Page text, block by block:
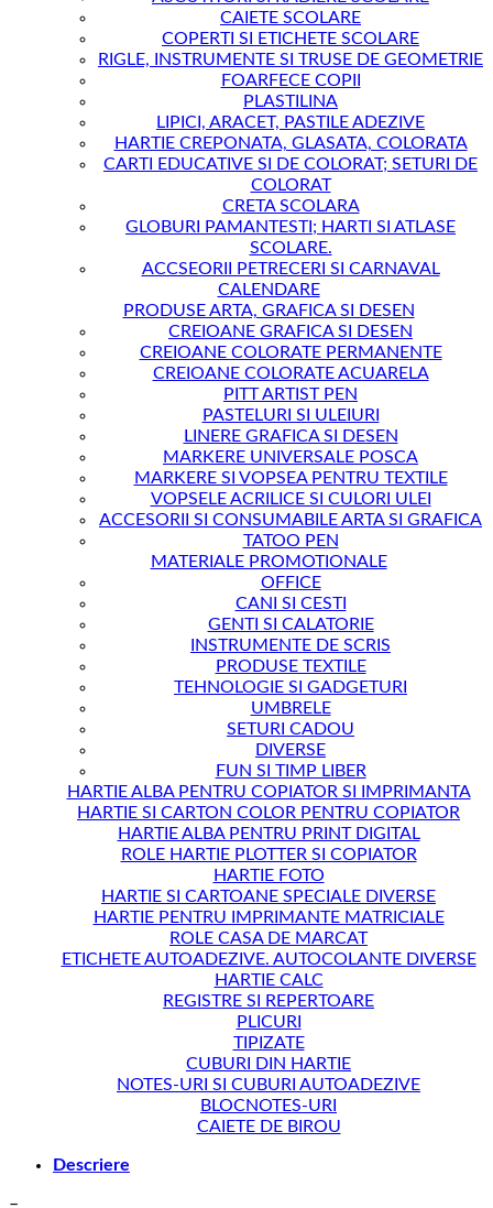
CAIETE SCOLARE
COPERTI SI ETICHETE SCOLARE
RIGLE, INSTRUMENTE SI TRUSE DE GEOMETRIE
FOARFECE COPII
PLASTILINA
LIPICI, ARACET, PASTILE ADEZIVE
HARTIE CREPONATA, GLASATA, COLORATA
CARTI EDUCATIVE SI DE COLORAT; SETURI DE
COLORAT
CRETA SCOLARA
GLOBURI PAMANTESTI; HARTI SI ATLASE
SCOLARE.
ACCSEORII PETRECERI SI CARNAVAL
CALENDARE
PRODUSE ARTA, GRAFICA SI DESEN
CREIOANE GRAFICA SI DESEN
CREIOANE COLORATE PERMANENTE
CREIOANE COLORATE ACUARELA
PITT ARTIST PEN
PASTELURI SI ULEIURI
LINERE GRAFICA SI DESEN
MARKERE UNIVERSALE POSCA
MARKERE SI VOPSEA PENTRU TEXTILE
VOPSELE ACRILICE SI CULORI ULEI
ACCESORII SI CONSUMABILE ARTA SI GRAFICA
TATOO PEN
MATERIALE PROMOTIONALE
OFFICE
CANI SI CESTI
GENTI SI CALATORIE
INSTRUMENTE DE SCRIS
PRODUSE TEXTILE
TEHNOLOGIE SI GADGETURI
UMBRELE
SETURI CADOU
DIVERSE
FUN SI TIMP LIBER
HARTIE ALBA PENTRU COPIATOR SI IMPRIMANTA
HARTIE SI CARTON COLOR PENTRU COPIATOR
HARTIE ALBA PENTRU PRINT DIGITAL
ROLE HARTIE PLOTTER SI COPIATOR
HARTIE FOTO
HARTIE SI CARTOANE SPECIALE DIVERSE
HARTIE PENTRU IMPRIMANTE MATRICIALE
ROLE CASA DE MARCAT
ETICHETE AUTOADEZIVE. AUTOCOLANTE DIVERSE
HARTIE CALC
REGISTRE SI REPERTOARE
PLICURI
TIPIZATE
CUBURI DIN HARTIE
NOTES-URI SI CUBURI AUTOADEZIVE
BLOCNOTES-URI
CAIETE DE BIROU
Descriere
–